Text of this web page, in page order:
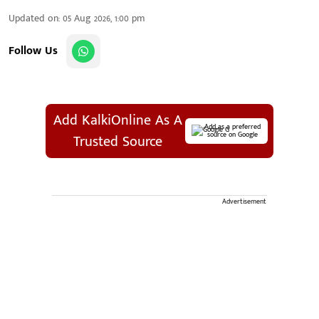
Updated on:05 Aug 2026, 1:00 pm
Follow Us
Add KalkiOnline As A
Trusted Source
Add as a preferred
source on Google
Advertisement